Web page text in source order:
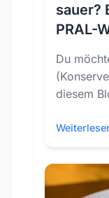
sauer?
PRAL-
Du
diesem